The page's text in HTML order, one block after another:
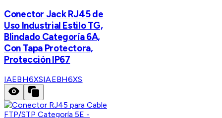
Conector Jack RJ45 de
Uso Industrial Estilo TG,
Blindado Categoría 6A,
Con Tapa Protectora,
Protección IP67
IAEBH6XSIAEBH6XS